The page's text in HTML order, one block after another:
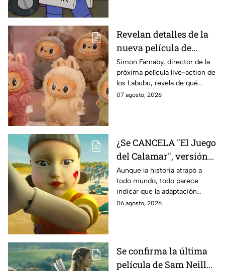
Revelan detalles de la
nueva película de
Labubu: de qué tratará
y cuándo se estrena
Simon Farnaby, director de la
próxima película live-action de
los Labubu, revela de qué
tratará la cinta. Aquí te
07 agosto, 2026
¿Se CANCELA "El Juego
del Calamar", versión
Estados Unidos? Esto
es lo que se sabe al
momento
Aunque la historia atrapó a
todo mundo, todo parece
indicar que la adaptación
podría ser cancelada:
06 agosto, 2026
Se confirma la última
película de Sam Neill